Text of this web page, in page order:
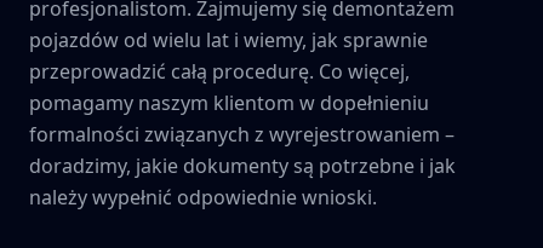
profesjonalistom. Zajmujemy się demontażem
pojazdów od wielu lat i wiemy, jak sprawnie
przeprowadzić całą procedurę. Co więcej,
pomagamy naszym klientom w dopełnieniu
formalności związanych z wyrejestrowaniem –
doradzimy, jakie dokumenty są potrzebne i jak
należy wypełnić odpowiednie wnioski.